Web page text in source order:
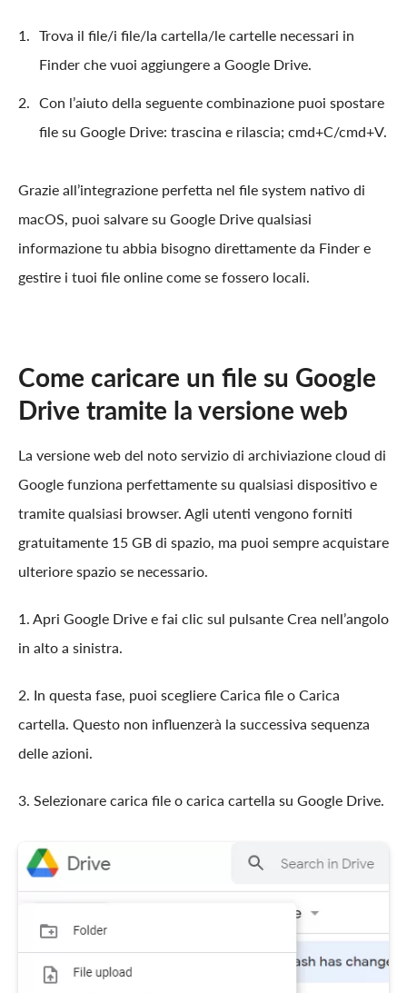
Trova il file/i file/la cartella/le cartelle necessari in
Finder che vuoi aggiungere a Google Drive.
Con l’aiuto della seguente combinazione puoi spostare
file su Google Drive: trascina e rilascia; cmd+C/cmd+V.
Grazie all’integrazione perfetta nel file system nativo di
macOS, puoi salvare su Google Drive qualsiasi
informazione tu abbia bisogno direttamente da Finder e
gestire i tuoi file online come se fossero locali.
Come caricare un file su Google
Drive tramite la versione web
La versione web del noto servizio di archiviazione cloud di
Google funziona perfettamente su qualsiasi dispositivo e
tramite qualsiasi browser. Agli utenti vengono forniti
gratuitamente 15 GB di spazio, ma puoi sempre acquistare
ulteriore spazio se necessario.
1. Apri Google Drive e fai clic sul pulsante Crea nell’angolo
in alto a sinistra.
2. In questa fase, puoi scegliere Carica file o Carica
cartella. Questo non influenzerà la successiva sequenza
delle azioni.
3. Selezionare carica file o carica cartella su Google Drive.